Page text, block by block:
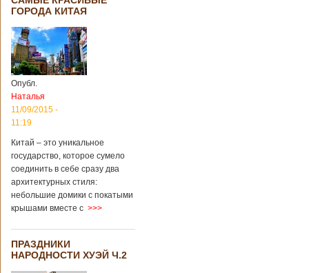
ГОРОДА КИТАЯ
Опубл.
Наталья
11/09/2015 -
11:19
Китай – это уникальное
государство, которое сумело
соединить в себе сразу два
архитектурных стиля:
небольшие домики с покатыми
крышами вместе с >>>
ПРАЗДНИКИ
НАРОДНОСТИ ХУЭЙ Ч.2